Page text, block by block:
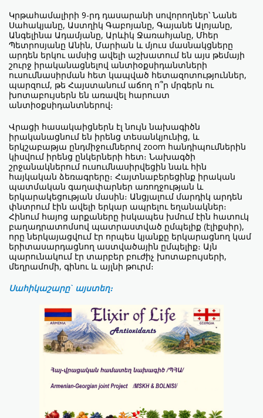
Կրթահամալիրի 9-րդ դասարանի սովորողներ՝ Նանե
Սահակյանը, Աստղիկ Գաբոյանը, Գայանե Ալոյանը,
Անգելինա Ադամյանը, Արևիկ Ջառահյանը, Մհեր
Պետրոսյանը Անին, Մարիան և մյուս մասնակցները
արդեն երկու ամսից ավելի աշխատում են այս թեմայի
շուրջ իրականացնելով անտիօքսիդանտների
ուսումնասիրման հետ կապված հետազոտություններ,
պարզում, թե Հայստանում աճող ո՞ր մրգերն ու
խոտաբույսերն են առավել հարուստ
անտիօքսիդանտներով։
Վրացի հասակաիցներն էլ նույն նախագիծն
իրականացնում են իրենց տեսանկյունից, և
երկշաբաթյա ընդմիջումներով zoom հանդիպումներին
կիսվում իրենց ընկերների հետ։ Նախագծի
շրջանակներում ուսումնասիրվեցին նաև հին
հայկական ձեռագրերը։ Հայտնաբերեցինք իրական
պատմական գաղափարներ առողջության և
երկարակեցության մասին։ Անցյալում մարդիկ արդեն
փնտրում էին ավելի երկար ապրելու եղանակներ։
Հինում հայոց արքաները իսկապես խմում էին հատուկ
բաղադրատոմսով պատրաստված ըմպելիք (էլիքսիր),
որը ներկայացվում էր որպես կյանքը երկարացնող կամ
երիտասարդացնող աստվածային ըմպելիք։ Այն
պարունակում էր տարբեր բուժիչ խոտաբույսերի,
մեղրամոմի, գինու և այլնի թուրմ։
Սահիկաշարը` այստեղ։